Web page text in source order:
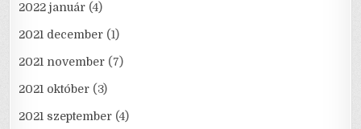
2022 január (4)
2021 december (1)
2021 november (7)
2021 október (3)
2021 szeptember (4)